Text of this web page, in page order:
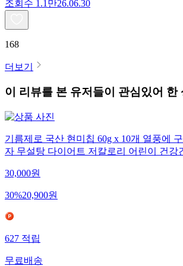
조회수 1.1만26.06.30
168
더보기
이 리뷰를 본 유저들이 관심있어 한
기름제로 국산 현미칩 60g x 10개 열풍에
자 무설탕 다이어트 저칼로리 어린이 건강
30,000원
30%20,900원
627 적립
무료배송